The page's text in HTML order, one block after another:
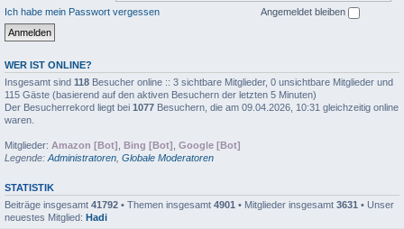
Ich habe mein Passwort vergessen
Angemeldet bleiben
WER IST ONLINE?
Insgesamt sind 118 Besucher online :: 3 sichtbare Mitglieder, 0 unsichtbare Mitglieder und
115 Gäste (basierend auf den aktiven Besuchern der letzten 5 Minuten)
Der Besucherrekord liegt bei 1077 Besuchern, die am 09.04.2026, 10:31 gleichzeitig online
waren.
Mitglieder: Amazon [Bot] Bing [Bot] Google [Bot]
Legende: Administratoren Globale Moderatoren
STATISTIK
Beiträge insgesamt 41792 • Themen insgesamt 4901 • Mitglieder insgesamt 3631 • Unser
neuestes Mitglied: Hadi